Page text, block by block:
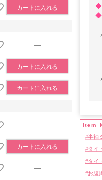
カートに入れる
—
カートに入れる
カートに入れる
—
カートに入れる
—
◆
◆
半袖
タイ
タイ
お腹